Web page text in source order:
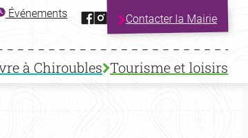
Événements Facebook
Instagram
Contacter la Mairie
à Chiroubles Tourisme et loisirs